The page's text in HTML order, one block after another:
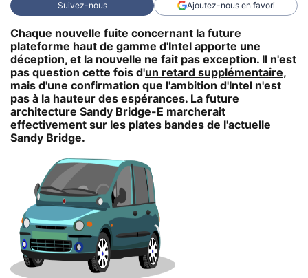
Suivez-nous Ajoutez-nous en favori
Chaque nouvelle fuite concernant la future
plateforme haut de gamme d'Intel apporte une
déception, et la nouvelle ne fait pas exception. Il n'est
pas question cette fois d'un retard supplémentaire,
mais d'une confirmation que l'ambition d'Intel n'est
pas à la hauteur des espérances. La future
architecture Sandy Bridge-E marcherait
effectivement sur les plates bandes de l'actuelle
Sandy Bridge.